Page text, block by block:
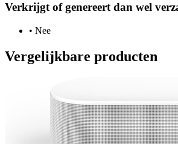
Verkrijgt of genereert dan wel
• Nee
Vergelijkbare producten